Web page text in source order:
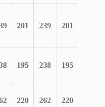
201 239 201
195 238 195
220 262 220